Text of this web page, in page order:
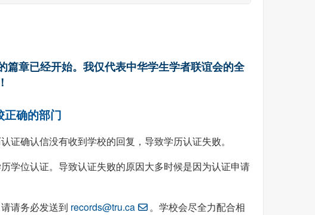
章已经开始。我仅代表中华学生学者联谊会的全
正确的部门
确认信没有收到学校的回复，导致学历认证失败。
学位认证。导致认证失败的原因大多时候是因为认证申请
请务必发送到 records@tru.ca
。学校会尽全力配合相